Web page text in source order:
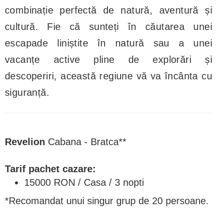
combinație perfectă de natură, aventură și
cultură. Fie că sunteți în căutarea unei
escapade liniștite în natură sau a unei
vacanțe active pline de explorări și
descoperiri, această regiune vă va încânta cu
siguranță.
Revelion Cabana - Bratca**
Tarif pachet cazare:
15000 RON / Casa / 3 nopti
*Recomandat unui singur grup de 20 persoane.